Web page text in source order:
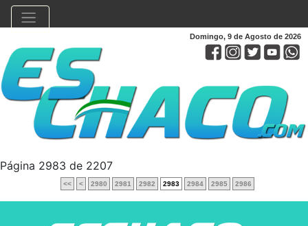
Domingo, 9 de Agosto de 2026
Página 2983 de 2207
<< < 2980 2981 2982 2983 2984 2985 2986